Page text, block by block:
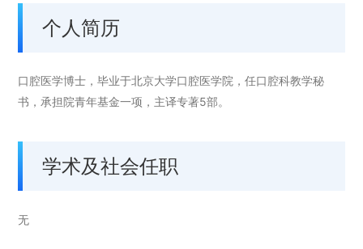
个人简历
口腔医学博士，毕业于北京大学口腔医学院，任口腔科教学秘
书，承担院青年基金一项，主译专著5部。
学术及社会任职
无